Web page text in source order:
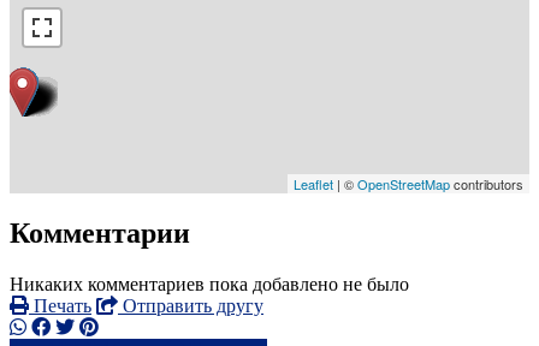
Leaflet | ©OpenStreetMapcontributors
Комментарии
Никаких комментариев пока добавлено не было
Печать
Отправить другу